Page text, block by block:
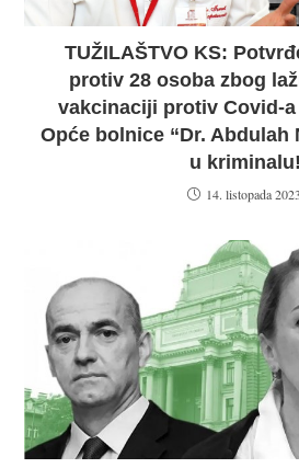
TUŽILAŠTVO KS:
protiv 28 osoba zbog
vakcinaciji protiv Covid-
Opće bolnice “Dr. Abdulah
u kriminalu!
14. listopada